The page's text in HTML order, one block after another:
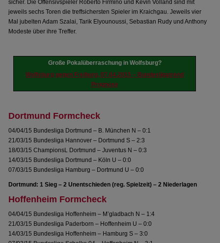
sicher. Die Offensivspieler Roberto Firmino und Kevin Volland sind mit
jeweils sechs Toren die treffsichersten Spieler im Kraichgau. Jeweils vier
Mal jubelten Adam Szalai, Tarik Elyounoussi, Sebastian Rudy und Anthony
Modeste über ihre Treffer.
Große Pokalüberraschung in Wolfsburg?
Wolfsburg gegen Freiburg, 07.04.2015 – Bundesligatrend
Prognose
Dortmund Formcheck
04/04/15 Bundesliga Dortmund – B. München N – 0:1
21/03/15 Bundesliga Hannover – Dortmund S – 2:3
18/03/15 ChampionsL Dortmund – Juventus N – 0:3
14/03/15 Bundesliga Dortmund – Köln U – 0:0
07/03/15 Bundesliga Hamburg – Dortmund U – 0:0
Dortmund: 1 Sieg – 2 Unentschieden (reg. Spielzeit) – 2 Niederlagen
Hoffenheim Formcheck
04/04/15 Bundesliga Hoffenheim – M’gladbach N – 1:4
21/03/15 Bundesliga Paderborn – Hoffenheim U – 0:0
14/03/15 Bundesliga Hoffenheim – Hamburg S – 3:0